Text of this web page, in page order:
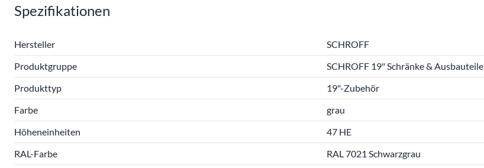
Spezifikationen
Hersteller
SCHROFF
Produktgruppe
SCHROFF 19" Schränke & Ausbauteile
Produkttyp
19"-Zubehör
Farbe
grau
Höheneinheiten
47 HE
RAL-Farbe
RAL 7021 Schwarzgrau